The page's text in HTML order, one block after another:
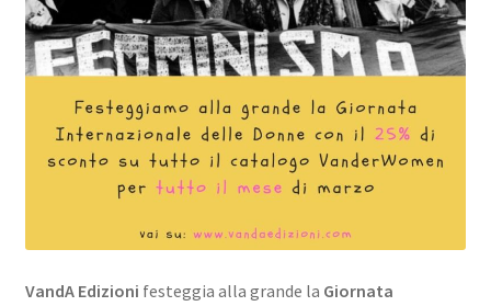
VandA Edizioni festeggia alla grande la Giornata